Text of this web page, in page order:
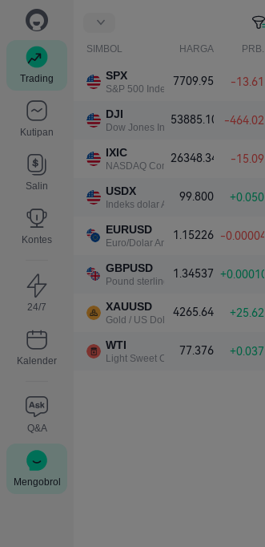
Trading
Kutipan
Salin
Kontes
24/7
Kalender
Q&A
Mengobrol
SIMBOL HARGA PRB.
SPX
S&P 500 Index
7709.95 -13.61
DJI
Dow Jones Industrial Average
53885.10 -464.02
IXIC
NASDAQ Composite Index
26348.34 -15.09
USDX
Indeks dolar AS
99.800 +0.050
EURUSD
Euro/Dolar Amerika
1.15226 -0.00004
GBPUSD
Pound sterling/Dolar Amerika
1.34537 +0.00010
XAUUSD
Gold / US Dollar
4265.64 +25.62
WTI
Light Sweet Crude Oil
77.376 +0.037